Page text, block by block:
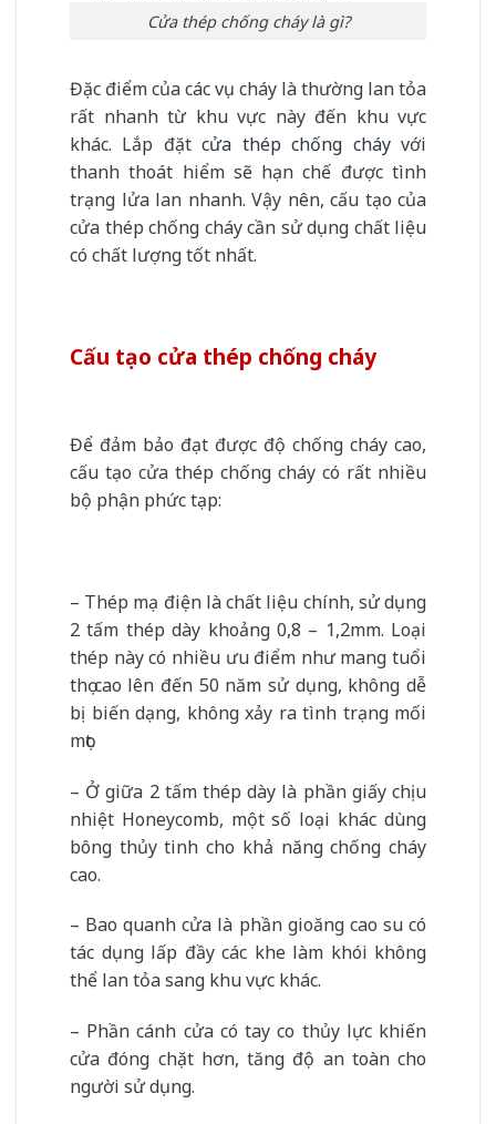
Cửa thép chống cháy là gì?
Đặc điểm của các vụ cháy là thường lan tỏa
rất nhanh từ khu vực này đến khu vực
khác. Lắp đặtcửa thép chống cháyvới
thanh thoát hiểm sẽ hạn chế được tình
trạng lửa lan nhanh. Vậy nên, cấu tạo của
cửa thép chống cháy cần sử dụng chất liệu
có chất lượng tốt nhất.
Cấu tạo cửa thép chống cháy
Để đảm bảo đạt được độ chống cháy cao,
cấu tạo cửa thép chống cháy có rất nhiều
bộ phận phức tạp:
– Thép mạ điện là chất liệu chính, sử dụng
2 tấm thép dày khoảng 0,8 – 1,2mm. Loại
thép này có nhiều ưu điểm như mang tuổi
thọ cao lên đến 50 năm sử dụng, không dễ
bị biến dạng, không xảy ra tình trạng mối
mọt.
– Ở giữa 2 tấm thép dày là phần giấy chịu
nhiệt Honeycomb, một số loại khác dùng
bông thủy tinh cho khả năng chống cháy
cao.
– Bao quanh cửa là phần gioăng cao su có
tác dụng lấp đầy các khe làm khói không
thể lan tỏa sang khu vực khác.
– Phần cánh cửa có tay co thủy lực khiến
cửa đóng chặt hơn, tăng độ an toàn cho
người sử dụng.